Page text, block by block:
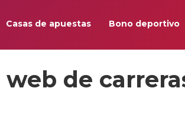
Casas de apuestas Bono deportivo
de